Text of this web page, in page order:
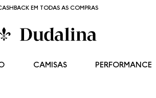
EM TODAS AS COMPRAS
CAMISAS PERFORMANCE